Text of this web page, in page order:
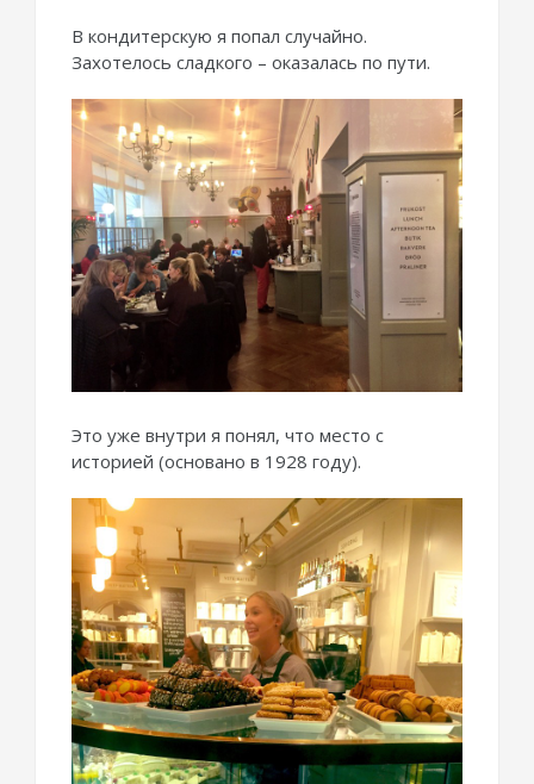
В кондитерскую я попал случайно.
Захотелось сладкого – оказалась по пути.
Это уже внутри я понял, что место с
историей (основано в 1928 году).